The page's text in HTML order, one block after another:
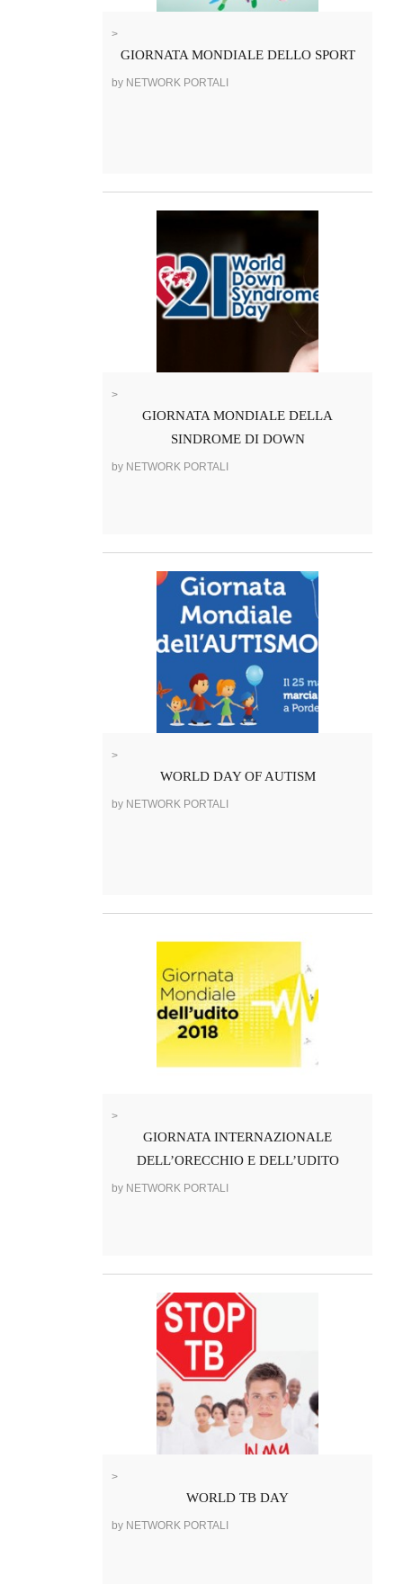
>
GIORNATA MONDIALE DELLO SPORT
by NETWORK PORTALI
>
GIORNATA MONDIALE DELLA
SINDROME DI DOWN
by NETWORK PORTALI
>
WORLD DAY OF AUTISM
by NETWORK PORTALI
>
GIORNATA INTERNAZIONALE
DELL’ORECCHIO E DELL’UDITO
by NETWORK PORTALI
>
WORLD TB DAY
by NETWORK PORTALI